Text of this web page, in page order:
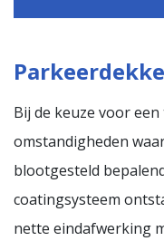
Bij de keuze voor
omstandigheden
blootgesteld
coatingsysteem
nette eindafwerking